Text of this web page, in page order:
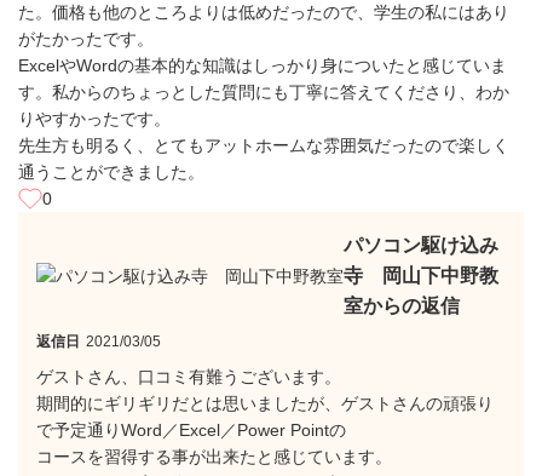
た。価格も他のところよりは低めだったので、学生の私にはあり
がたかったです。
ExcelやWordの基本的な知識はしっかり身についたと感じていま
す。私からのちょっとした質問にも丁寧に答えてくださり、わか
りやすかったです。
先生方も明るく、とてもアットホームな雰囲気だったので楽しく
通うことができました。
0
パソコン駆け込み
寺 岡山下中野教
室からの返信
返信日 2021/03/05
ゲストさん、口コミ有難うございます。
期間的にギリギリだとは思いましたが、ゲストさんの頑張り
で予定通りWord／Excel／Power Pointの
コースを習得する事が出来たと感じています。